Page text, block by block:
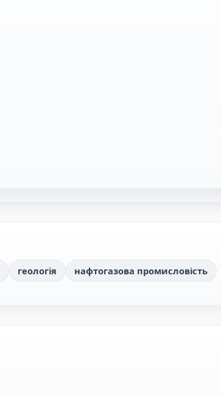
геологія нафтогазова промисловість